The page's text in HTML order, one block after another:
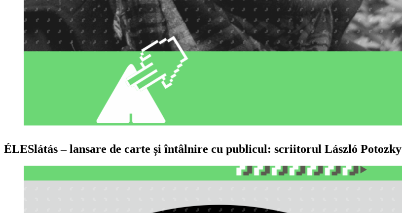
ÉLESlátás – lansare de carte și întâlnire cu publicul: scriitorul László Potozky